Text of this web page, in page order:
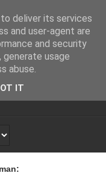
deliver its services
and user-agent are
and security
usage
abuse.
IT